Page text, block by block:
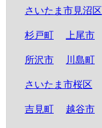
さいたま市見沼区
杉戸町 上尾市
所沢市 川島町
さいたま市桜区
吉見町 越谷市